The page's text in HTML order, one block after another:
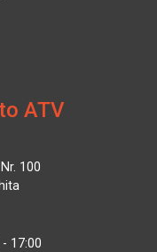
ATV
100
17:00